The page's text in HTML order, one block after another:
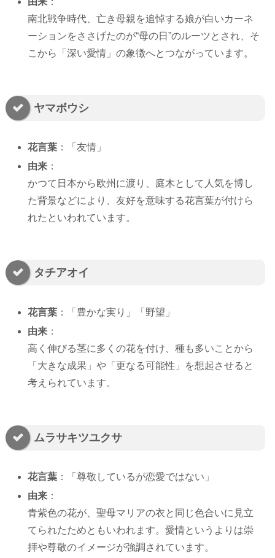
南北戦争時代、亡き母親を追悼する娘が白いカーネ
ーションをささげたのが“母の日”のルーツとされ、そ
こから「深い愛情」の象徴へとつながっています。
ヤマボウシ
花言葉 ：「友情」
由来 ：
かつて日本から欧州に渡り、庭木として人気を博し
た背景などにより、友好を意味する花言葉が付けら
れたといわれています。
タチアオイ
花言葉 ：「豊かな実り」「野望」
由来 ：
高く伸びる茎に多くの花を付け、種も多いことから
「大きな成果」や「更なる可能性」を想起させると
考えられています。
ムラサキツユクサ
花言葉 ：「尊敬しているが恋愛ではない」
由来 ：
青紫色の花が、聖母マリアの衣と同じ色合いに見立
てられたためともいわれます。愛情というよりは崇
拝や尊敬のイメージが強調されています。